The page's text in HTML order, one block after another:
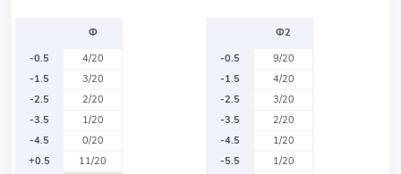
Ф
-0.5
4/20
-1.5
3/20
-2.5
2/20
-3.5
1/20
-4.5
0/20
+0.5
11/20
Ф2
-0.5
9/20
-1.5
4/20
-2.5
3/20
-3.5
2/20
-4.5
1/20
-5.5
1/20